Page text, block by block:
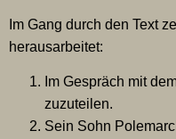
Im Gang durch den Text
herausarbeitet:
Im Gespräch mit
zuzuteilen.
Sein Sohn